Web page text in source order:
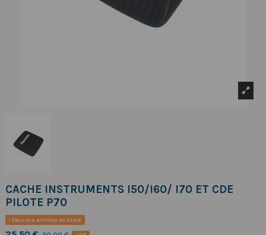
CACHE INSTRUMENTS I50/I60/ I70 ET CDE
PILOTE P70
Derniers articles en stock